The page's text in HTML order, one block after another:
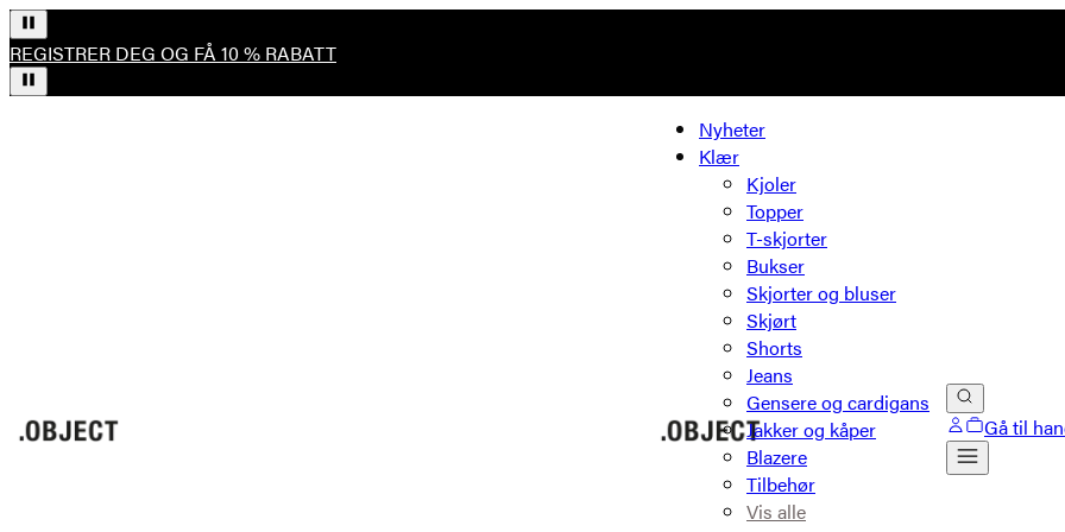
REGISTRER DEG OG FÅ 10 % RABATT
Nyheter
Klær
Kjoler
Topper
T-skjorter
Bukser
Skjorter og bluser
Skjørt
Shorts
Jeans
Gensere og cardigans
Jakker og kåper
Blazere
Tilbehør
Vis alle
Gå til